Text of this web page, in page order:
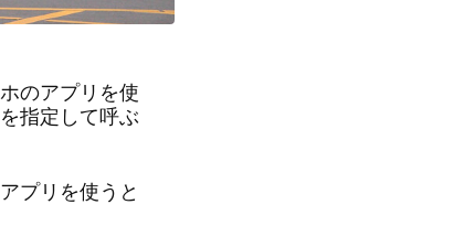
のアプリを使
指定して呼ぶ
プリを使うと